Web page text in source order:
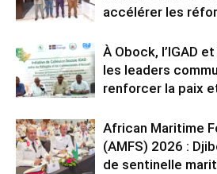
accélérer les
À Obock, l’IGAD
les leaders
renforcer la paix
African Maritime
(AMFS) 2026 :
de sentinelle